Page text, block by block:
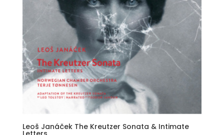
Leoš Janáček The Kreutzer Sonata & Intimate